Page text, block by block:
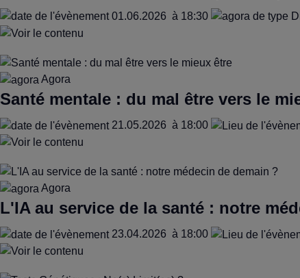
01.06.2026 à 18:30
Agora
Santé mentale : du mal être vers le
21.05.2026 à 18:00
Agora
L'IA au service de la santé : notre
23.04.2026 à 18:00